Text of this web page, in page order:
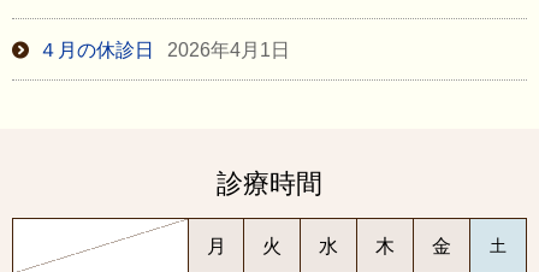
４月の休診日 2026年4月1日
診療時間
月 火 水 木 金 土